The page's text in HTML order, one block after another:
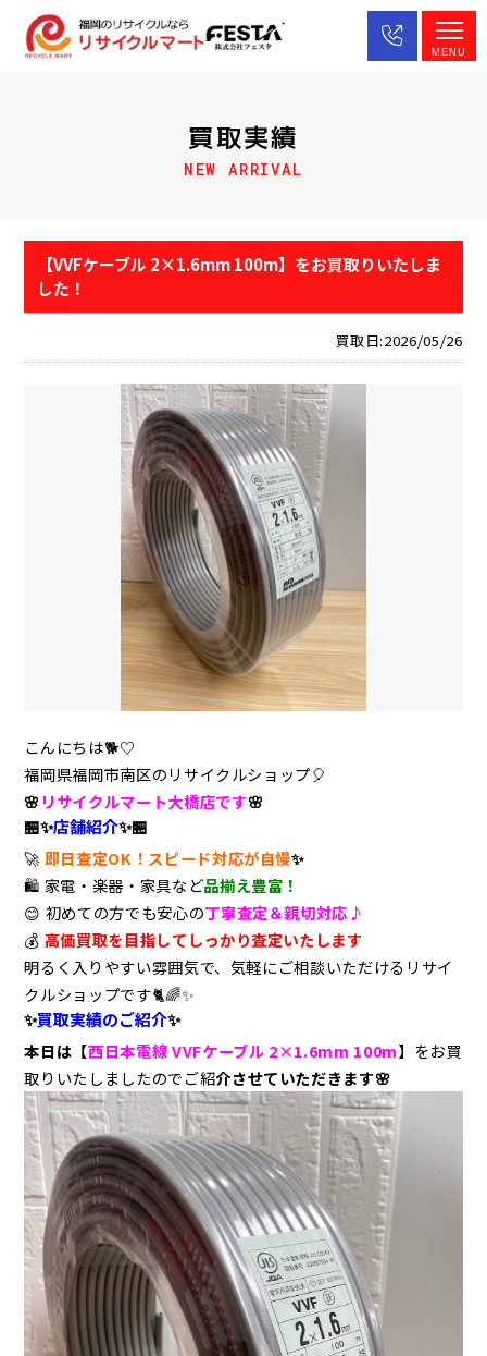
買取実績
NEW ARRIVAL
【VVFケーブル 2×1.6mm 100m】をお買取りいたしま
した！
買取日:2026/05/26
こんにちは🐕♡
福岡県福岡市南区のリサイクルショップ🎈
🌸 リサイクルマート大橋店です🌸
🏪✨店舗紹介✨🏪
🚀即日査定OK！スピード対応が自慢✨
🛍️ 家電・楽器・家具など品揃え豊富！
😊 初めての方でも安心の丁寧査定＆親切対応♪
💰 高価買取を目指してしっかり査定いたします
明るく入りやすい雰囲気で、気軽にご相談いただけるリサイ
クルショップです🐈🌈✨
✨買取実績のご紹介✨
本日は【西日本電線 VVFケーブル 2×1.6mm 100m】をお買
取りいたしましたのでご紹介させていただきます🌸
MENU